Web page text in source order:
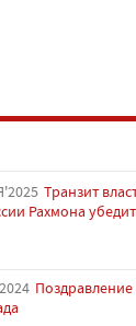
Транзит
Рахмона